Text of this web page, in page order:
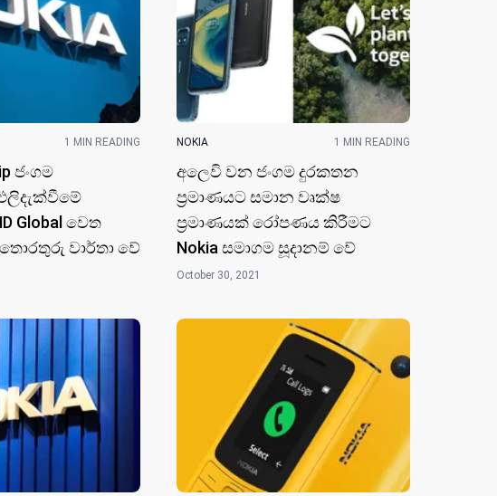
1 MIN READING
ජංගම
Global වෙත
වාර්තා ​වේ
NOKIA 1 MIN READING
අලෙවි වන ජංගම දුරකතන
ප්‍රමාණයට සමාන වෘක්ෂ
ප්‍රමාණයක් රෝපණය කිරීමට
Nokia සමාගම සූදානම් වේ
October 30, 2021